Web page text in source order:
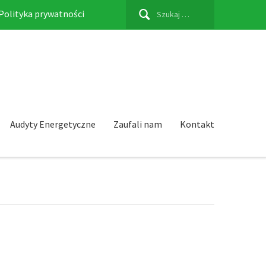
Szukaj:
prywatności
Audyty Energetyczne Zaufali nam Kontakt